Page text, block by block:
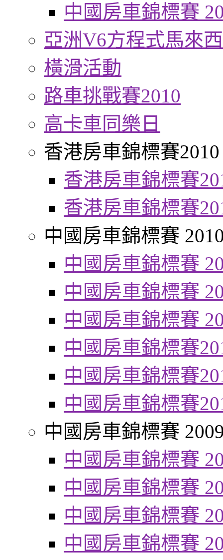
中國房車錦標賽
亞洲V6方程式馬來
橫滑活動
路車挑戰賽2010
高卡車同樂日
香港房車錦標賽2010
香港房車錦標賽
香港房車錦標賽
中國房車錦標賽
中國房車錦標賽
中國房車錦標賽
中國房車錦標賽
中國房車錦標賽
中國房車錦標賽
中國房車錦標賽
中國房車錦標賽
中國房車錦標賽
中國房車錦標賽
中國房車錦標賽
中國房車錦標賽